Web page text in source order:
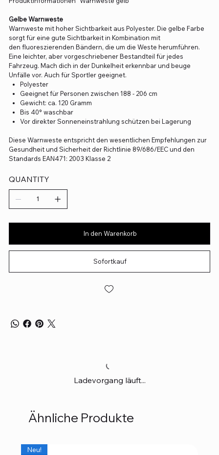
Gelbe Warnweste
Warnweste mit hoher Sichtbarkeit aus Polyester. Die gelbe Farbe
sorgt für eine gute Sichtbarkeit in Kombination mit
den fluoreszierenden Bändern, die um die Weste herumführen.
Eine leichter, aber vorgeschriebener Bestandteil für jedes
Fahrzeug. Mach dich in der Dunkelheit erkennbar und beuge
Unfälle vor. Auch für Sportler geeignet.
Polyester
Geeignet für Personen zwischen 188 - 206 cm
Gewicht: ca. 120 Gramm
Bis 40° waschbar
Vor direkter Sonneneinstrahlung schützen bei Lagerung
Diese Warnweste entspricht den wesentlichen Empfehlungen zur
Gesundheit und Sicherheit der Richtlinie 89/686/EEC und den
Standards EAN471: 2003 Klasse 2
QUANTITY
In den Warenkorb
Sofortkauf
Ladevorgang läuft...
Ähnliche Produkte
Neu!